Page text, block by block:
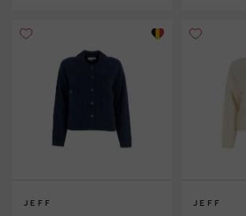
JEFF JEFF